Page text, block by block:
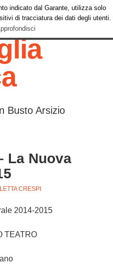
Busto Arsizio
La Nuova
CRESPI
2014-2015
TEATRO
indicato dal Garante, utilizza solo
di tracciatura dei dati degli utenti.